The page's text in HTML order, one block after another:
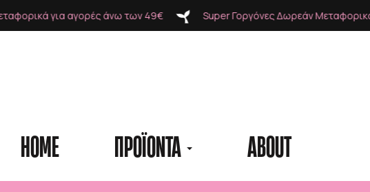
Super Γοργόνες Δωρεάν Μεταφορικά για αγορές άνω των 49€
HOME ΠΡΟΪΟΝΤΑ ABOUT